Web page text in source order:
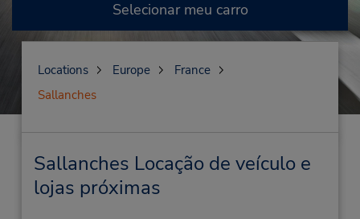
Selecionar meu carro
Locations Europe
France
Sallanches
Sallanches Locação de veículo e
lojas próximas